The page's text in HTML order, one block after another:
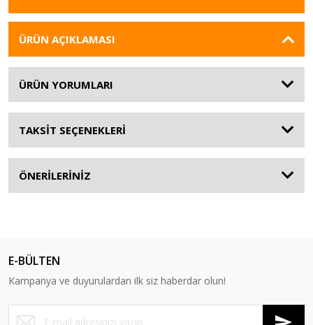
ÜRÜN AÇIKLAMASI
ÜRÜN YORUMLARI
TAKSİT SEÇENEKLERİ
ÖNERİLERİNİZ
E-BÜLTEN
Kampanya ve duyurulardan ilk siz haberdar olun!